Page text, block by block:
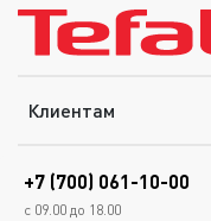
Клиентам
+7 (700) 061-10-00
с 09.00 до 18.00